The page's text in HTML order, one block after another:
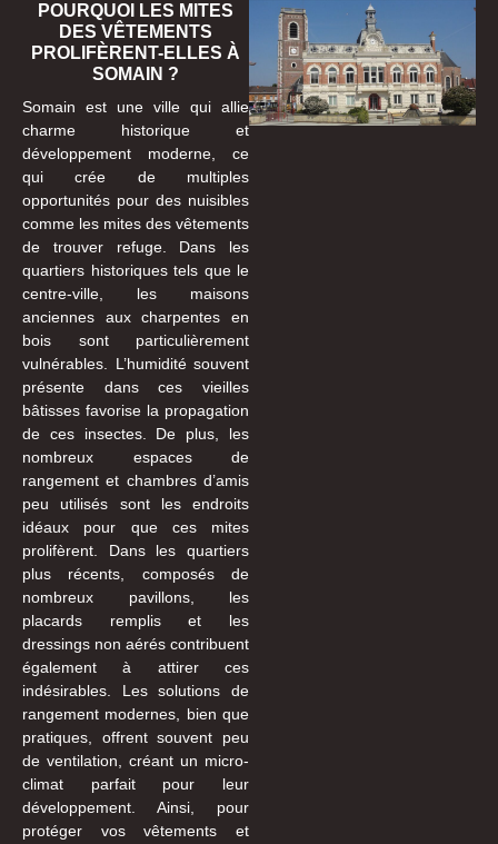
POURQUOI LES MITES
DES VÊTEMENTS
PROLIFÈRENT-ELLES À
SOMAIN ?
Somain est une ville qui allie
charme historique et
développement moderne, ce
qui crée de multiples
opportunités pour des nuisibles
comme les mites des vêtements
de trouver refuge. Dans les
quartiers historiques tels que le
centre-ville, les maisons
anciennes aux charpentes en
bois sont particulièrement
vulnérables. L’humidité souvent
présente dans ces vieilles
bâtisses favorise la propagation
de ces insectes. De plus, les
nombreux espaces de
rangement et chambres d’amis
peu utilisés sont les endroits
idéaux pour que ces mites
prolifèrent. Dans les quartiers
plus récents, composés de
nombreux pavillons, les
placards remplis et les
dressings non aérés contribuent
également à attirer ces
indésirables. Les solutions de
rangement modernes, bien que
pratiques, offrent souvent peu
de ventilation, créant un micro-
climat parfait pour leur
développement. Ainsi, pour
protéger vos vêtements et